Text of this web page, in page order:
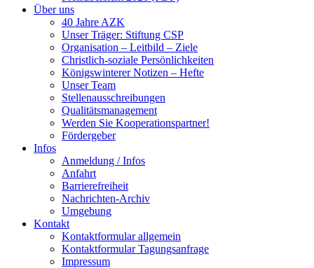
Über uns
40 Jahre AZK
Unser Träger: Stiftung CSP
Organisation – Leitbild – Ziele
Christlich-soziale Persönlichkeiten
Königswinterer Notizen – Hefte
Unser Team
Stellenausschreibungen
Qualitätsmanagement
Werden Sie Kooperationspartner!
Fördergeber
Infos
Anmeldung / Infos
Anfahrt
Barrierefreiheit
Nachrichten-Archiv
Umgebung
Kontakt
Kontaktformular allgemein
Kontaktformular Tagungsanfrage
Impressum